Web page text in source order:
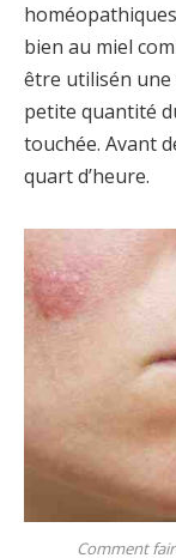
bien au miel
être utilisén une
petite quantité
touchée. Avant
quart d’heure.
Comment